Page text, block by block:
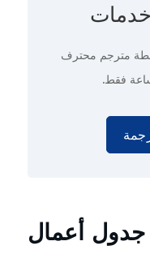
خدمات
مترجم محترف
جدول أعمال